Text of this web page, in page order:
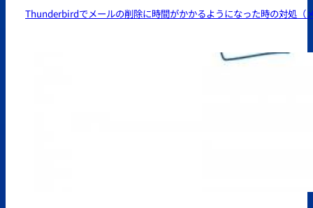
Thunderbirdでメールの削除に時間がかかるようになった時の対処（